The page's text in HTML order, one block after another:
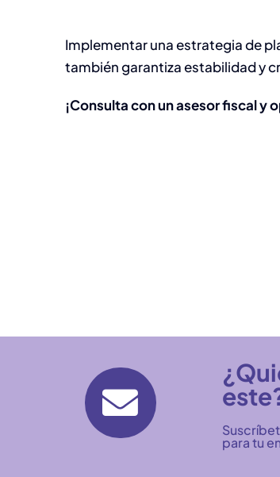
Implementar una estrategia de
también garantiza estabilidad y
¡Consulta con un asesor fiscal y
para tu